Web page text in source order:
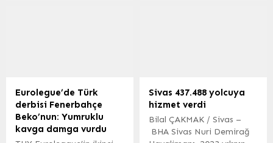
yayınlandı Nevşehir’de
takla atan otomobil yol
kenarına uçtu Kazada
araç hurdaya dönerken,
araç içerisinde bulunan üç
tarihli Resmi Gazetede
yayımlanarak yürürlüğe
düzenlemelerin en
önemlilerinden biri de
Eurolegue’de Türk
derbisi Fenerbahçe
Beko’nun: Yumruklu
kavga damga vurdu
Sivas 437.488 yolcuya
hizmet verdi
Bilal ÇAKMAK / Sivas –
BHA Sivas Nuri Demirağ